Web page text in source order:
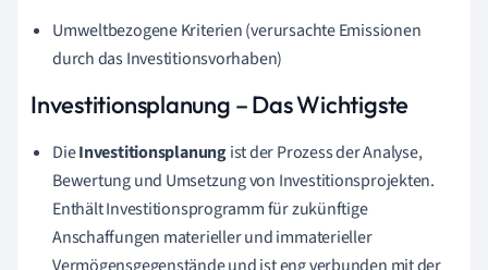
Umweltbezogene Kriterien (verursachte Emissionen
durch das Investitionsvorhaben)
Investitionsplanung – Das Wichtigste
DieInvestitionsplanungist der Prozess der Analyse,
Bewertung und Umsetzung von Investitionsprojekten.
Enthält Investitionsprogramm für zukünftige
Anschaffungen materieller und immaterieller